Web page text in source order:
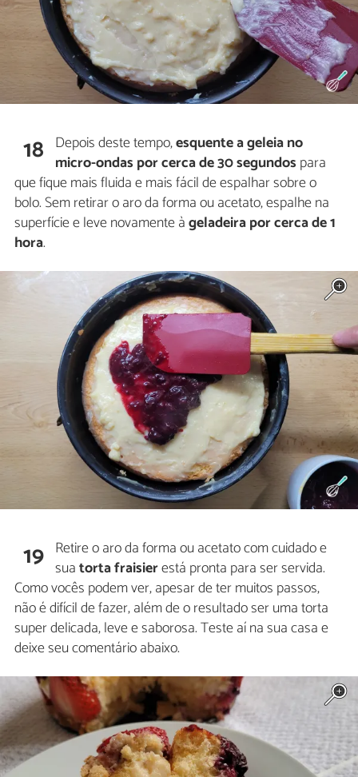
18 Depois deste tempo,esquente a geleia no
micro-ondas por cerca de 30 segundos para
que fique mais fluida e mais fácil de espalhar sobre o
bolo. Sem retirar o aro da forma ou acetato, espalhe na
superfície e leve novamente àgeladeira por cerca de 1
hora.
19 Retire o aro da forma ou acetato com cuidado e
suatorta fraisierestá pronta para ser servida.
Como vocês podem ver, apesar de ter muitos passos,
não é difícil de fazer, além de o resultado ser uma torta
super delicada, leve e saborosa. Teste aí na sua casa e
deixe seu comentário abaixo.